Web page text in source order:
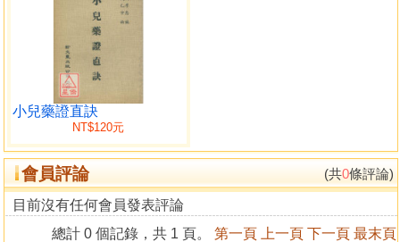
小兒藥證直訣
NT$120元
會員評論 (共0條評論)
目前沒有任何會員發表評論
總計 0 個記錄，共 1 頁。 第一頁 上一頁 下一頁 最末頁